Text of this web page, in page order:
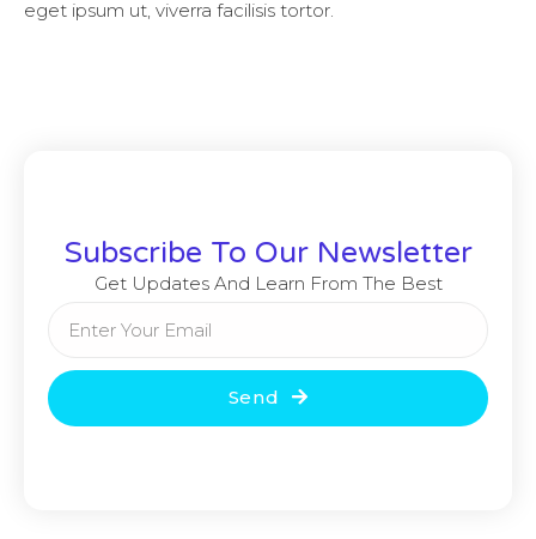
eget ipsum ut, viverra facilisis tortor.
Subscribe To Our Newsletter
Get Updates And Learn From The Best
Send